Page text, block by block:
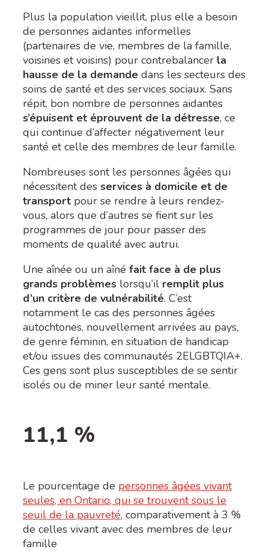
Plus la population vieillit, plus elle a besoin
de personnes aidantes informelles
(partenaires de vie, membres de la famille,
voisines et voisins) pour contrebalancer la
hausse de la demande dans les secteurs des
soins de santé et des services sociaux. Sans
répit, bon nombre de personnes aidantes
s’épuisent et éprouvent de la détresse, ce
qui continue d’affecter négativement leur
santé et celle des membres de leur famille.
Nombreuses sont les personnes âgées qui
nécessitent des services à domicile et de
transport pour se rendre à leurs rendez-
vous, alors que d’autres se fient sur les
programmes de jour pour passer des
moments de qualité avec autrui.
Une aînée ou un aîné fait face à de plus
grands problèmes lorsqu’il remplit plus
d’un critère de vulnérabilité. C’est
notamment le cas des personnes âgées
autochtones, nouvellement arrivées au pays,
de genre féminin, en situation de handicap
et/ou issues des communautés 2ELGBTQIA+.
Ces gens sont plus susceptibles de se sentir
isolés ou de miner leur santé mentale.
11,1 %
Le pourcentage de personnes âgées vivant
seules, en Ontario, qui se trouvent sous le
seuil de la pauvreté, comparativement à 3 %
de celles vivant avec des membres de leur
famille